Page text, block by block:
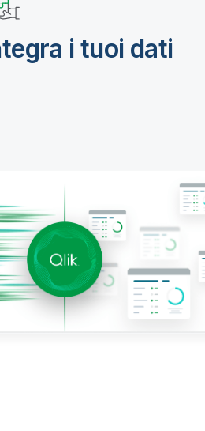
i tuoi dati